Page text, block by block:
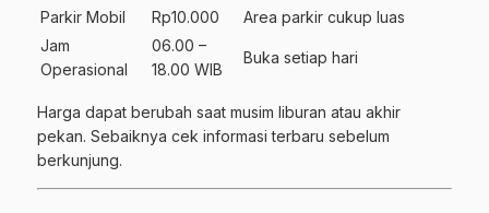
Parkir Mobil
Rp10.000
Area parkir cukup luas
Jam
Operasional
06.00 –
18.00 WIB
Buka setiap hari
Harga dapat berubah saat musim liburan atau akhir
pekan. Sebaiknya cek informasi terbaru sebelum
berkunjung.